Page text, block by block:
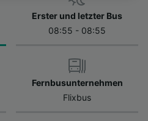
Erster und letzter Bus
08:55 - 08:55
Fernbusunternehmen
Flixbus
Diese Präferenzen
signalisiert und
Surfdaten. Ihre
Tracking-Zwecke
gebeten haben, Ihr
verfolgen.